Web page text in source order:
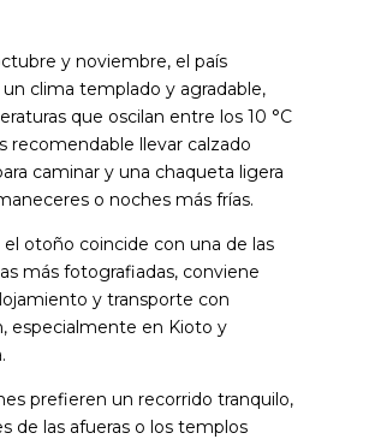
y noviembre, el país
clima templado y agradable,
que oscilan entre los 10 °C
recomendable llevar calzado
caminar y una chaqueta ligera
o noches más frías.
otoño coincide con una de las
más fotografiadas, conviene
y transporte con
especialmente en Kioto y
prefieren un recorrido tranquilo,
de las afueras o los templos